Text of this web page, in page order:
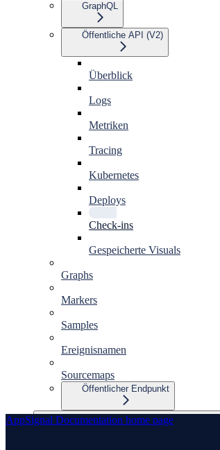
GraphQL
Öffentliche API (V2)
Überblick
Logs
Metriken
Tracing
Kubernetes
Deploys
Check-ins
Gespeicherte Visuals
Graphs
Markers
Samples
Ereignisnamen
Sourcemaps
Öffentlicher Endpunkt
AppSignal Documentation home page